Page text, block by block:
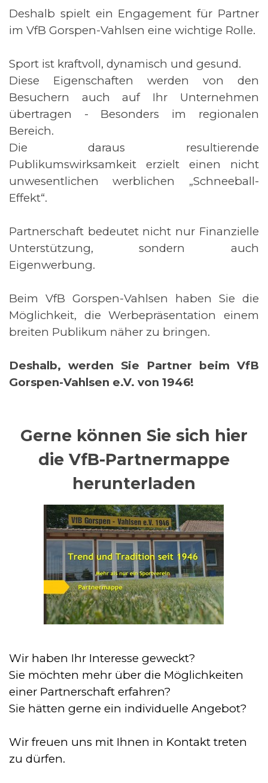
Deshalb spielt ein Engagement für Partner
im VfB Gorspen-Vahlsen eine wichtige Rolle.
Sport ist kraftvoll, dynamisch und gesund.
Diese Eigenschaften werden von den
Besuchern auch auf Ihr Unternehmen
übertragen -
Besonders im regionalen
Bereich.
Die daraus resultierende
Publikumswirksamkeit erzielt einen nicht
unwesentlichen werblichen „Schneeball-
Effekt“.
Partnerschaft bedeutet nicht nur Finanzielle
Unterstützung, sondern auch
Eigenwerbung.
Beim VfB Gorspen-Vahlsen haben Sie die
Möglichkeit, die Werbepräsentation einem
breiten Publikum näher zu bringen.
Deshalb, werden Sie Partner beim VfB
Gorspen-Vahlsen e.V. von 1946!
Gerne können Sie sich hier
die VfB-Partnermappe
herunterladen
Wir haben Ihr Interesse geweckt?
Sie möchten mehr über die Möglichkeiten
einer Partnerschaft erfahren?
Sie hätten gerne ein individuelle Angebot?
Wir freuen uns mit Ihnen in Kontakt treten
zu dürfen.